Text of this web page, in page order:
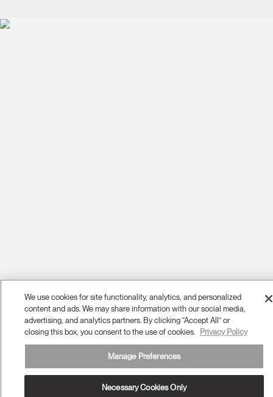
We use cookies for site functionality, analytics, and personalized
content and ads. We may share information with our social media,
advertising, and analytics partners. By clicking “Accept All” or
closing this box, you consent to the use of cookies.
Privacy Policy
Manage Preferences
Necessary Cookies Only